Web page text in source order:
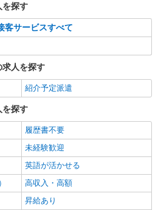
を探す
客サービスすべて
求人を探す
紹介予定派遣
を探す
履歴書不要
未経験歓迎
英語が活かせる
高収入・高額
昇給あり